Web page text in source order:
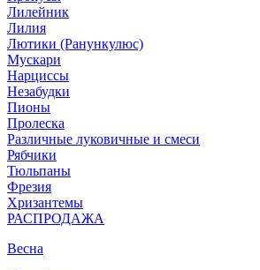
Лилейник
Лилия
Лютики (Ранункулюс)
Мускари
Нарцисcы
Незабудки
Пионы
Пролеска
Различные луковичные и смеси
Рябчики
Тюльпаны
Фрезия
Хризантемы
РАСПРОДАЖА
Весна